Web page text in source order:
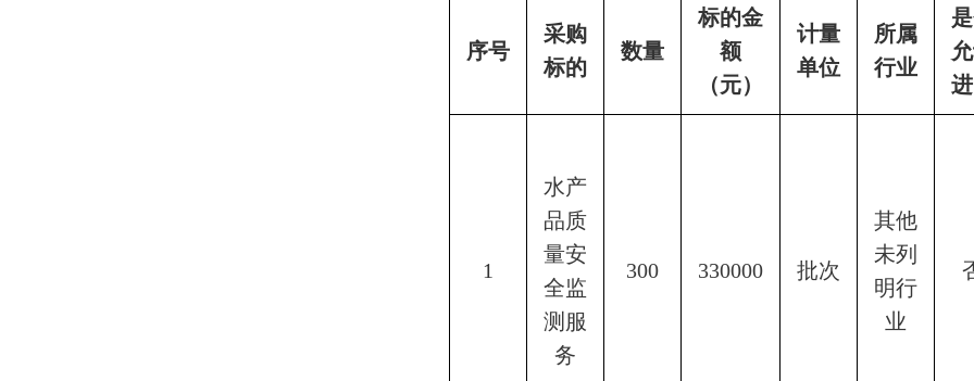
序号
采购
标的
数量
标的金
额
（元）
计量
单位
所属
行业
1
水产
品质
量安
全监
测服
务
300 330000 批次
其他
未列
明行
业